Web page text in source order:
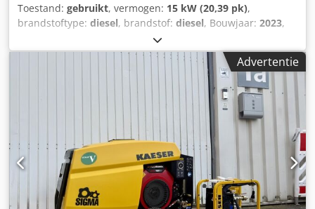
Toestand: gebruikt, vermogen: 15 kW (20,39 pk),
brandstoftype: diesel, brandstof: diesel, Bouwjaar: 2023,
, Bouwjaar: 2023 Toepassing:
Bouwsector CE-markering: ja Prijs: Op aanvraag
Serienummer: WKA0N0500P9093839 Doorvoercapaciteit:
120 m3/u Dcsdpfx Afsxuu Nmokek
Advertentie